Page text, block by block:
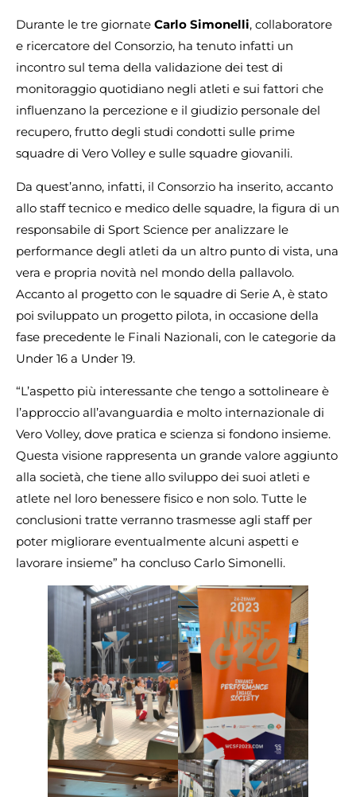
Durante le tre giornate Carlo Simonelli, collaboratore
e ricercatore del Consorzio, ha tenuto infatti un
incontro sul tema della validazione dei test di
monitoraggio quotidiano negli atleti e sui fattori che
influenzano la percezione e il giudizio personale del
recupero, frutto degli studi condotti sulle prime
squadre di Vero Volley e sulle squadre giovanili.
Da quest’anno, infatti, il Consorzio ha inserito, accanto
allo staff tecnico e medico delle squadre, la figura di un
responsabile di Sport Science per analizzare le
performance degli atleti da un altro punto di vista, una
vera e propria novità nel mondo della pallavolo.
Accanto al progetto con le squadre di Serie A, è stato
poi sviluppato un progetto pilota, in occasione della
fase precedente le Finali Nazionali, con le categorie da
Under 16 a Under 19.
“L’aspetto più interessante che tengo a sottolineare è
l’approccio all’avanguardia e molto internazionale di
Vero Volley, dove pratica e scienza si fondono insieme.
Questa visione rappresenta un grande valore aggiunto
alla società, che tiene allo sviluppo dei suoi atleti e
atlete nel loro benessere fisico e non solo. Tutte le
conclusioni tratte verranno trasmesse agli staff per
poter migliorare eventualmente alcuni aspetti e
lavorare insieme” ha concluso Carlo Simonelli.